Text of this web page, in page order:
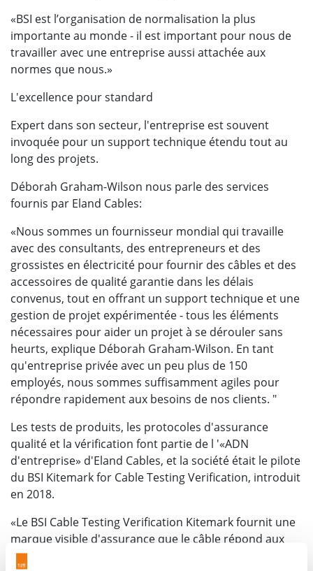
«BSI est l’organisation de normalisation la plus
importante au monde - il est important pour nous de
travailler avec une entreprise aussi attachée aux
normes que nous.»
L'excellence pour standard
Expert dans son secteur, l'entreprise est souvent
invoquée pour un support technique étendu tout au
long des projets.
Déborah Graham-Wilson nous parle des services
fournis par Eland Cables:
«Nous sommes un fournisseur mondial qui travaille
avec des consultants, des entrepreneurs et des
grossistes en électricité pour fournir des câbles et des
accessoires de qualité garantie dans les délais
convenus, tout en offrant un support technique et une
gestion de projet expérimentée - tous les éléments
nécessaires pour aider un projet à se dérouler sans
heurts, explique Déborah Graham-Wilson. En tant
qu'entreprise privée avec un peu plus de 150
employés, nous sommes suffisamment agiles pour
répondre rapidement aux besoins de nos clients. "
Les tests de produits, les protocoles d'assurance
qualité et la vérification font partie de l '«ADN
d'entreprise» d'Eland Cables, et la société était le pilote
du BSI Kitemark for Cable Testing Verification, introduit
en 2018.
«Le BSI Cable Testing Verification Kitemark fournit une
marque visible d'assurance que le câble répond aux
normes les plus élevées possibles», poursuit la